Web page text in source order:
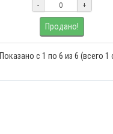
- +
Продано!
Показано с 1 по 6 из 6 (всего 1